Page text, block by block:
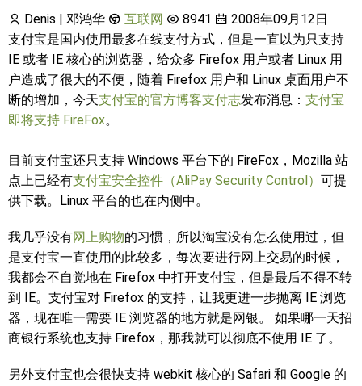
Denis | 邓鸿华 互联网 8941
2008年09月12日
支付宝是国内使用最多在线支付方式，但是一直以为只支持
IE 或者 IE 核心的浏览器，给众多 Firefox 用户或者 Linux 用
户造成了很大的不便，随着 Firefox 用户和 Linux 桌面用户不
断的增加，今天支付宝的官方博客支付志发布消息： 支付宝
即将支持 FireFox。
目前支付宝还只支持 Windows 平台下的 FireFox，Mozilla 站
点上已经有支付宝安全控件（AliPay Security Control） 可提
供下载。Linux 平台的也在内侧中。
我几乎没有网上购物的习惯，所以淘宝没有怎么使用过，但
是支付宝一直使用的比较多，每次要进行网上交易的时候，
我都会不自觉地在 Firefox 中打开支付宝，但是最后不得不转
到 IE。支付宝对 Firefox 的支持，让我更进一步抛离 IE 浏览
器，现在唯一需要 IE 浏览器的地方就是网银。 如果哪一天招
商银行系统也支持 Firefox，那我就可以彻底不使用 IE 了。
另外支付宝也会很快支持 webkit 核心的 Safari 和 Google 的